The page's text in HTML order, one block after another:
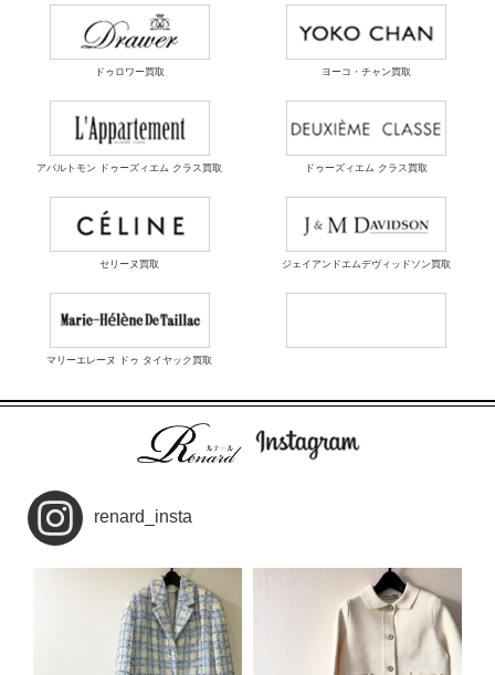
ドゥロワー買取 ヨーコ・チャン買取
アパルトモン ドゥーズィエム クラス買取 ドゥーズィエム クラス買取
セリーヌ買取 ジェイアンドエムデヴィッドソン買取
マリーエレーヌ ドゥ タイヤック買取
renard_insta